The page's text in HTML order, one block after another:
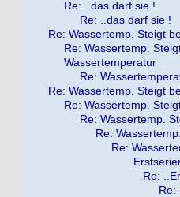
Re: ..das darf sie !
Re: ..das darf sie !
Re: Wassertemp. Steigt
Re: Wassertemp.
Wassertemperatur
Re:
Re: Wassertemp. Steigt
Re: Wassertemp.
Re: Wassertemp.
Re:
Re:
Re:
Re: